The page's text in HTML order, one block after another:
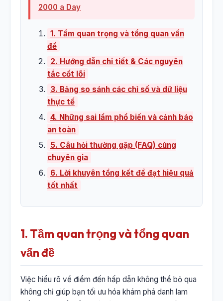
2000 a Day
1. Tầm quan trọng và tổng quan vấn
đề
2. Hướng dẫn chi tiết & Các nguyên
tắc cốt lõi
3. Bảng so sánh các chỉ số và dữ liệu
thực tế
4. Những sai lầm phổ biến và cảnh báo
an toàn
5. Câu hỏi thường gặp (FAQ) cùng
chuyên gia
6. Lời khuyên tổng kết để đạt hiệu quả
tốt nhất
1. Tầm quan trọng và tổng quan
vấn đề
Việc hiểu rõ về điểm đến hấp dẫn không thể bỏ qua
không chỉ giúp bạn tối ưu hóa khám phá danh lam